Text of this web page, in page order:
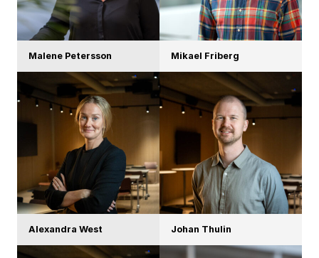
Malene Petersson Mikael Friberg
Alexandra West Johan Thulin